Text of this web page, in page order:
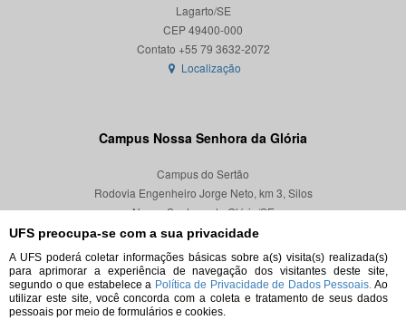
UFS preocupa-se com a sua privacidade
A UFS poderá coletar informações básicas sobre a(s) visita(s) realizada(s)
para aprimorar a experiência de navegação dos visitantes deste site,
segundo o que estabelece a Política de Privacidade de Dados Pessoais. Ao
utilizar este site, você concorda com a coleta e tratamento de seus dados
pessoais por meio de formulários e cookies.
Lagarto/SE
CEP 49400-000
Localização
Campus Nossa Senhora da Glória
Campus do Sertão
Rodovia Engenheiro Jorge Neto, km 3, Silos
Nossa Senhora da Glória/SE
CEP 49680-000
Localização